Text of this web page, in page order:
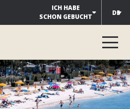
ICH HABE
SCHON GEBUCHT
DE